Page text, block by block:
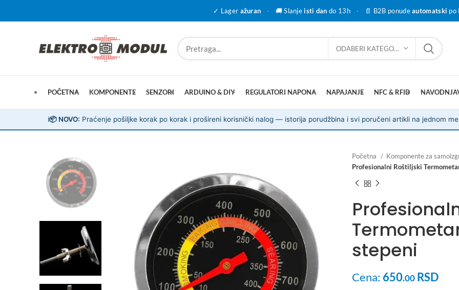
✓ Lager ažuran · 🚚 Slanjeisti dan do 13h · 📄 B2B ponudeautomatski po
ODABERI KATEGORIJU
POČETNA KOMPONENTE SENZORI ARDUINO & DIY REGULATORI NAPONA NAPAJANJE NFC & RFID
ℹ️📦 NOVO: Praćenje pošiljke korak po korak i prošireni korisnički nalog — istorija porudžbina i svi poručeni artikli na jednom
Početna Komponente za
Profesionalni Roštiljski
stepeni
Cena: 650.00 RSD